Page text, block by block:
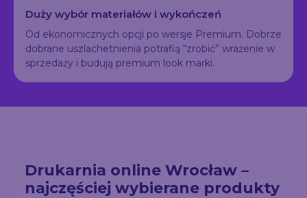
Duży wybór materiałów i wykończeń
Od ekonomicznych opcji po wersje Premium. Dobrze
dobrane uszlachetnienia potrafią “zrobić” wrażenie w
sprzedaży i budują premium look marki.
Drukarnia online Wrocław –
najczęściej wybierane produkty